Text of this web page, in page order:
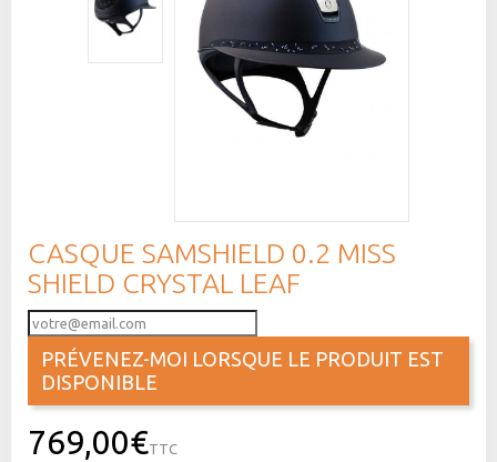
CASQUE SAMSHIELD 0.2 MISS
SHIELD CRYSTAL LEAF
PRÉVENEZ-MOI LORSQUE LE PRODUIT EST
DISPONIBLE
769,00€TTC